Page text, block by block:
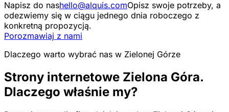
Napisz do nashello@alquis.comOpisz swoje potrzeby, a
odezwiemy się w ciągu jednego dnia roboczego z
konkretną propozycją.
Porozmawiaj z nami
Dlaczego warto wybrać nas w Zielonej Górze
Strony internetowe Zielona Góra.
Dlaczego właśnie my?